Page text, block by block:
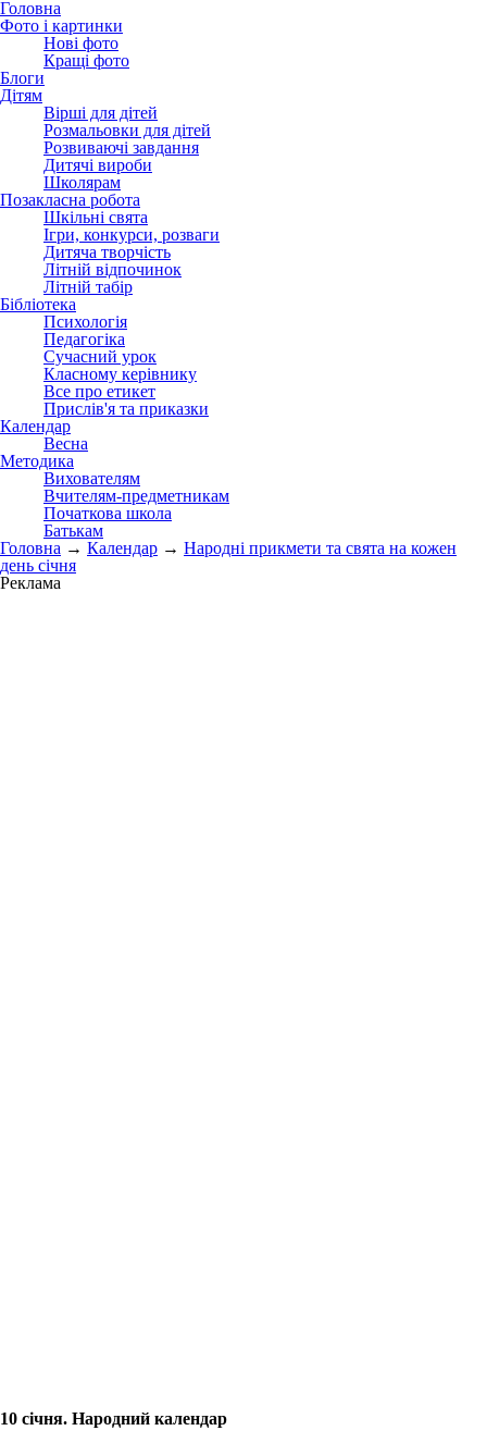
Головна
Фото і картинки
Нові фото
Кращі фото
Блоги
Дітям
Вірші для дітей
Розмальовки для дітей
Розвиваючі завдання
Дитячі вироби
Школярам
Позакласна робота
Шкільні свята
Ігри, конкурси, розваги
Дитяча творчість
Літній відпочинок
Літній табір
Бібліотека
Психологія
Педагогіка
Сучасний урок
Класному керівнику
Все про етикет
Прислів'я та приказки
Календар
Весна
Методика
Вихователям
Вчителям-предметникам
Початкова школа
Батькам
Головна → Календар → Народні прикмети та свята на кожен
день січня
Реклама
10 січня. Народний календар